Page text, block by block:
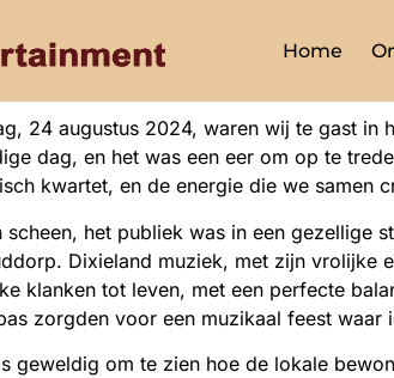
Home
24 augustus 2024, waren wij te gast in
dag, en het was een eer om op te
kwartet, en de energie die we samen
scheen, het publiek was in een gezellige
Dixieland muziek, met zijn vrolijke
klanken tot leven, met een perfecte
zorgden voor een muzikaal feest waar
geweldig om te zien hoe de lokale